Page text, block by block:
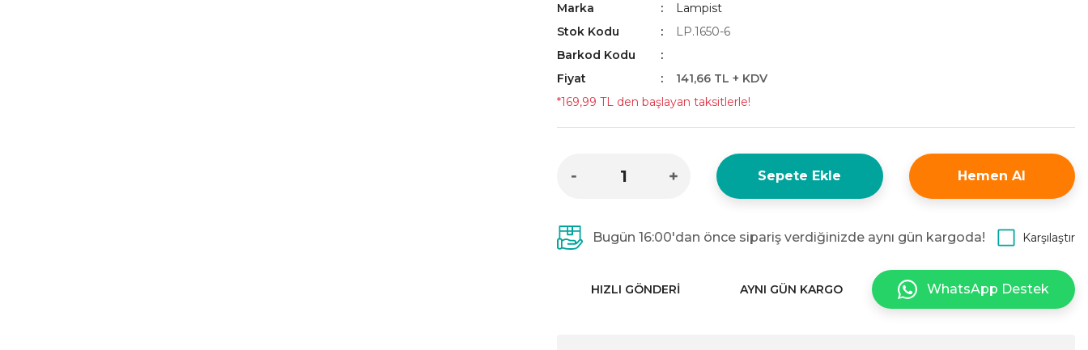
Marka
Lampist
Stok Kodu
LP.1650-6
Barkod Kodu
Fiyat
141,66 TL + KDV
*169,99 TL den başlayan taksitlerle!
Sepete Ekle Hemen Al
Bugün 16:00'dan önce sipariş verdiğinizde aynı gün kargoda! Karşılaştır
HIZLI GÖNDERI AYNI GÜN KARGO WhatsApp Destek